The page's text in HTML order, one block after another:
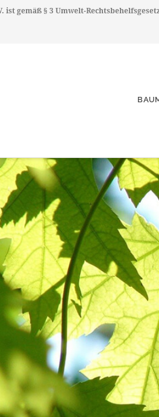
ist gemäß § 3 Umwelt-